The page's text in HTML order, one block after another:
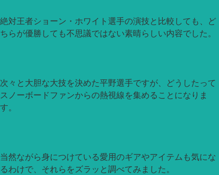
絶対王者ショーン・ホワイト選手の演技と比較しても、ど
ちらが優勝しても不思議ではない素晴らしい内容でした。
次々と大胆な大技を決めた平野選手ですが、どうしたって
スノーボードファンからの熱視線を集めることになりま
す。
当然ながら身につけている愛用のギアやアイテムも気にな
るわけで、それらをズラッと調べてみました。